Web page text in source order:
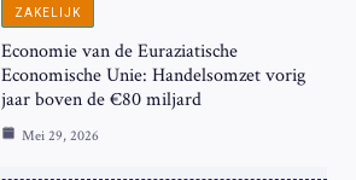
ZAKELIJK
Economie van de Euraziatische
Economische Unie: Handelsomzet vorig
jaar boven de €80 miljard
Mei 29, 2026